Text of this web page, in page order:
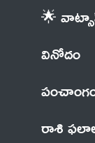
🌟
వినోదం
రాశి